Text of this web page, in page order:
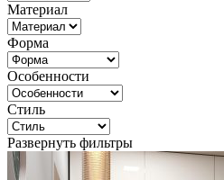
Материал
Форма
Особенности
Стиль
Развернуть фильтры